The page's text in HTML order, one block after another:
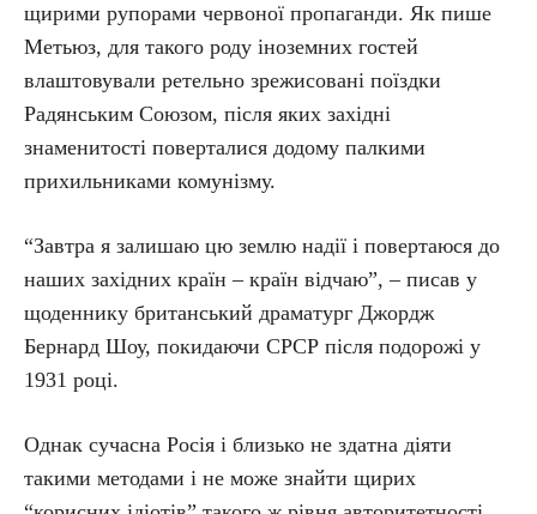
щирими рупорами червоної пропаганди. Як пише
Метьюз, для такого роду іноземних гостей
влаштовували ретельно зрежисовані поїздки
Радянським Союзом, після яких західні
знаменитості поверталися додому палкими
прихильниками комунізму.
“Завтра я залишаю цю землю надії і повертаюся до
наших західних країн – країн відчаю”, – писав у
щоденнику британський драматург Джордж
Бернард Шоу, покидаючи СРСР після подорожі у
1931 році.
Однак сучасна Росія і близько не здатна діяти
такими методами і не може знайти щирих